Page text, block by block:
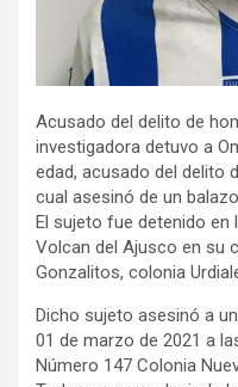
Acusado del delito de
investigadora detuvo a
edad, acusado del delito
cual asesinó de un
El sujeto fue detenido en
Volcan del Ajusco en su
Gonzalitos, colonia
Dicho sujeto asesinó a
01 de marzo de 2021 a
Número 147 Colonia